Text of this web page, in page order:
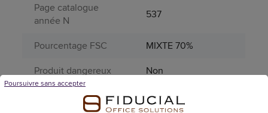
Page catalogue
année N
537
Pourcentage FSC
MIXTE 70%
Produit dangereux
Non
Non
Poursuivre sans accepter